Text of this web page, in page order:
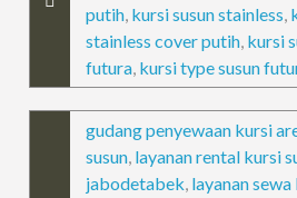
putih, kursi susun stainless,
stainless cover putih, kursi
futura, kursi type susun
gudang penyewaan kursi
susun, layanan rental kursi
jabodetabek, layanan sewa